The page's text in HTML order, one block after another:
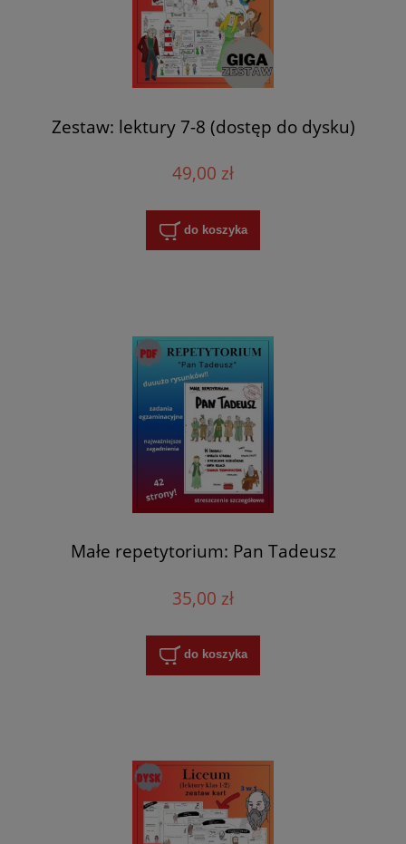
Zestaw: lektury 7-8 (dostęp do dysku)
49,00 zł
do koszyka
Małe repetytorium: Pan Tadeusz
35,00 zł
do koszyka